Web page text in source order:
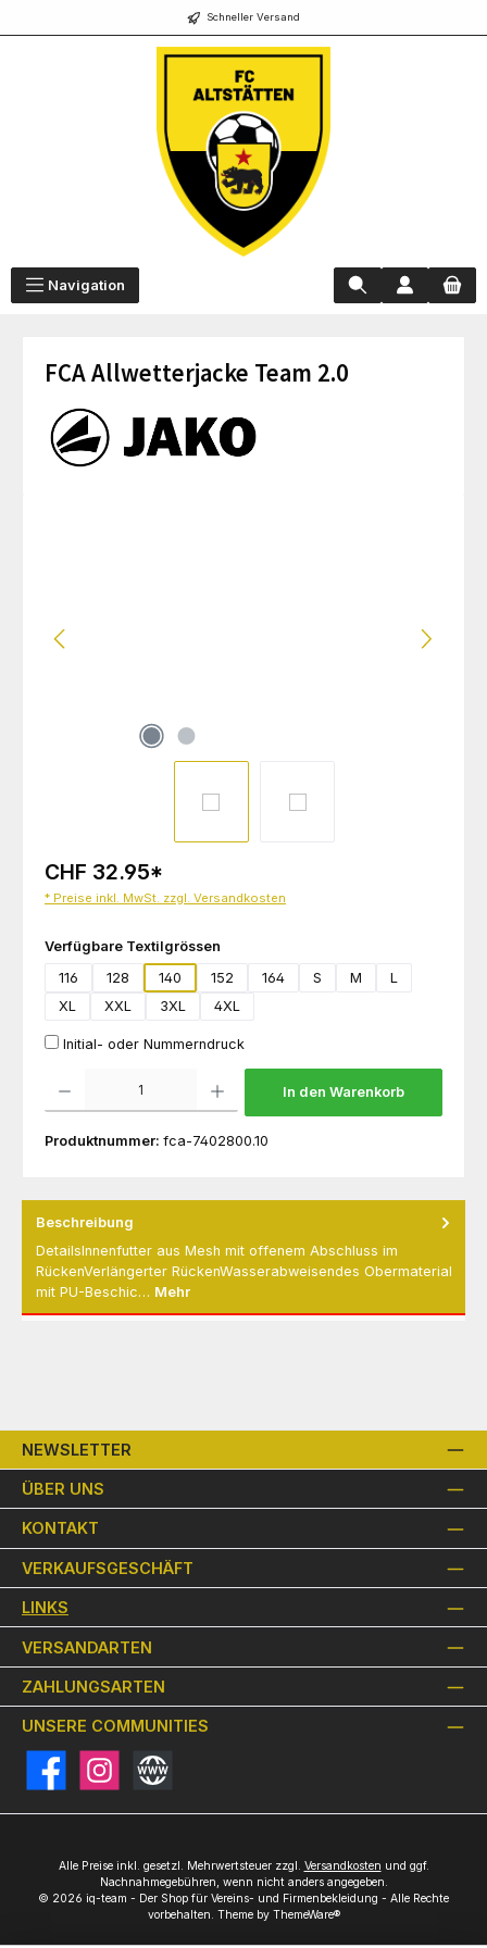
Schneller Versand
Navigation
FCA Allwetterjacke Team 2.0
CHF 32.95*
* Preise inkl. MwSt. zzgl. Versandkosten
Verfügbare Textilgrössen
116
128 140 152 164 S M
L
XL
XXL 3XL 4XL
Initial- oder Nummerndruck
In den Warenkorb
Produktnummer: fca-7402800.10
Beschreibung
DetailsInnenfutter aus Mesh mit offenem Abschluss im
RückenVerlängerter RückenWasserabweisendes Obermaterial
mit PU-Beschic… Mehr
NEWSLETTER
ÜBER UNS
KONTAKT
VERKAUFSGESCHÄFT
LINKS
VERSANDARTEN
ZAHLUNGSARTEN
UNSERE COMMUNITIES
FacebookInstagramWebsite
Alle Preise inkl. gesetzl. Mehrwertsteuer zzgl. Versandkosten und ggf.
Nachnahmegebühren, wenn nicht anders angegeben.
© 2026 iq-team - Der Shop für Vereins- und Firmenbekleidung - Alle Rechte
vorbehalten. Theme by ThemeWare®